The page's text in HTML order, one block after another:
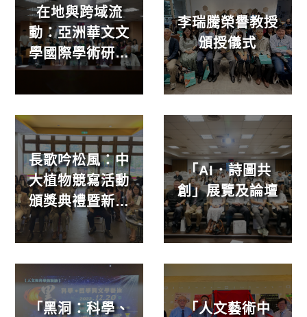
在地與跨域流
動：亞洲華文文
學國際學術研討
會
李瑞騰榮譽教授
頒授儀式
長歌吟松風：中
大植物競寫活動
頒獎典禮暨新書
發表會
「AI．詩圖共
創」展覽及論壇
「黑洞：科學、
「人文藝術中